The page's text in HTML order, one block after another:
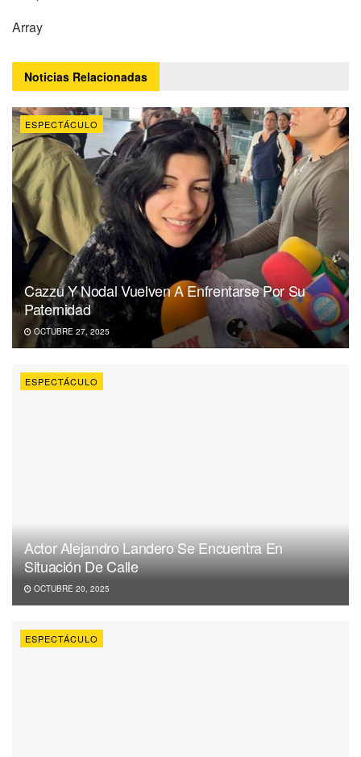
Array
Noticias Relacionadas
ESPECTÁCULO
Cazzu Y Nodal Vuelven A Enfrentarse Por Su
Paternidad
OCTUBRE 27, 2025
ESPECTÁCULO
Actor Alejandro Landero Se Encuentra En
Situación De Calle
OCTUBRE 20, 2025
ESPECTÁCULO